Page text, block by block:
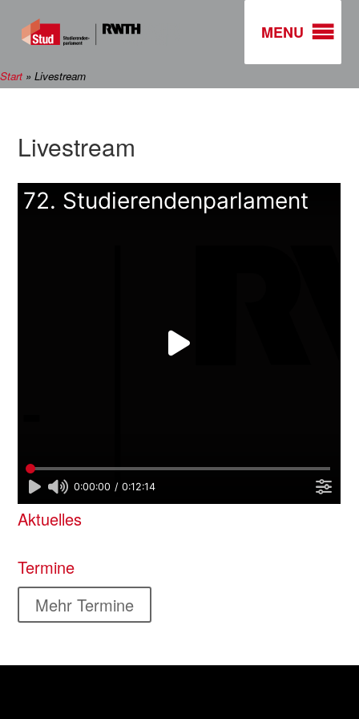
MENU
Start » Livestream
Livestream
Aktuelles
Termine
Mehr Termine